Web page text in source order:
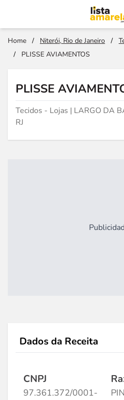
Home / Niterói, Rio de Janeiro /
/
PLISSE AVIAMENTOS
PLISSE
Tecidos - Lojas | LARGO DA
RJ
Dados da Receita
CNPJ
97.361.372/0001-